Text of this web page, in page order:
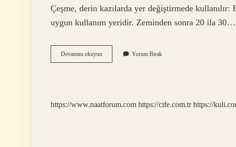
Çeşme, derin kazılarda yer değiştirmede kullanılır:
uygun kullanım yeridir. Zeminden sonra 20 ila 30…
Devamını okuyunRadye
Temel
Yorum Bırak
https://www.naatforum.com https://cife.com.tr https://